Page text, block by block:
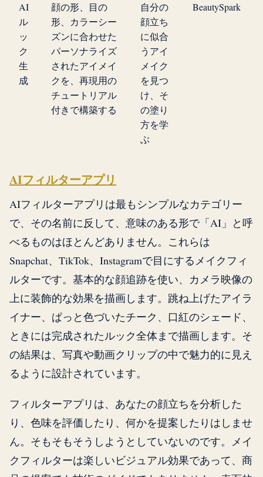
AI
ル
ッ
ク
生
成
顔の形、目の
形、カラーシー
ズンに合わせた
パーソナライズ
されたアイメイ
クを、再現用の
チュートリアル
付きで構築する
自分の
顔立ち
に似合
うアイ
メイク
を見つ
け、そ
の塗り
方を学
ぶ
BeautySpark
AIフィルターアプリ
AIフィルターアプリは最もシンプルなカテゴリー
で、その名前に反して、意味のある形で「AI」と呼
べるものはほとんどありません。これらは
Snapchat、TikTok、Instagramで目にするメイクフィ
ルターです。基本的な顔追跡を使い、カメラ映像の
上に装飾的な効果を描画します。跳ね上げたアイラ
イナー、ぱっと色づいたチーク、口紅のシェード、
ときには完成されたルック全体まで描画します。そ
の結果は、写真や動画クリップの中で魅力的に見え
るように設計されています。
フィルターアプリは、あなたの顔立ちを分析した
り、色味を評価したり、何かを提案したりはしませ
ん。そもそもそうしようとしていないのです。メイ
クフィルターは楽しいビジュアル効果であって、商